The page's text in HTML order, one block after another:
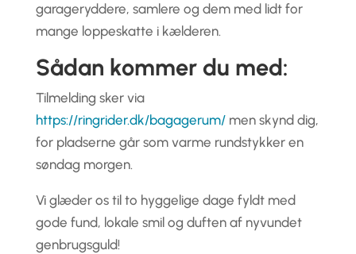
garageryddere, samlere og dem med lidt for
mange loppeskatte i kælderen.
Sådan kommer du med:
Tilmelding sker via
https://ringrider.dk/bagagerum/men skynd dig,
for pladserne går som varme rundstykker en
søndag morgen.
Vi glæder os til to hyggelige dage fyldt med
gode fund, lokale smil og duften af nyvundet
genbrugsguld!